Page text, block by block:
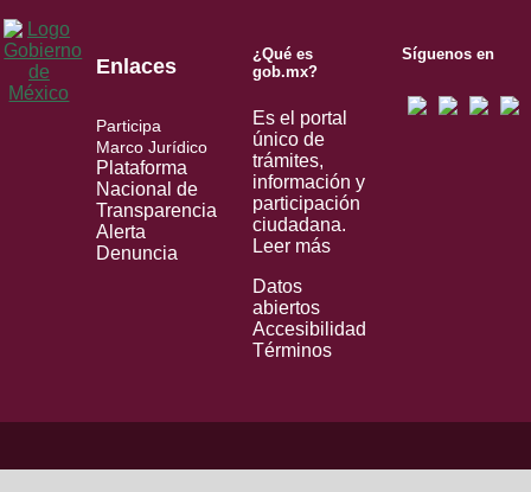
Enlaces
Participa
Marco Jurídico
Plataforma
Nacional de
Transparencia
Alerta
Denuncia
¿Qué es
gob.mx?
Es el portal
único de
trámites,
información y
participación
ciudadana.
Leer más
Datos
abiertos
Accesibilidad
Términos
Síguenos en